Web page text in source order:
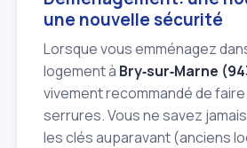
une nouvelle sécurité
Lorsque vous emménagez
logement à Bry‑sur‑Marne
vivement recommandé de
serrures. Vous ne savez
les clés auparavant (anciens